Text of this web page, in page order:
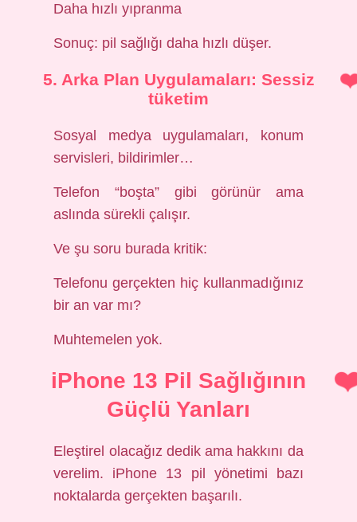
Daha hızlı yıpranma
Sonuç: pil sağlığı daha hızlı düşer.
5. Arka Plan Uygulamaları: Sessiz
tüketim
Sosyal medya uygulamaları, konum
servisleri, bildirimler…
Telefon “boşta” gibi görünür ama
aslında sürekli çalışır.
Ve şu soru burada kritik:
Telefonu gerçekten hiç kullanmadığınız
bir an var mı?
Muhtemelen yok.
iPhone 13 Pil Sağlığının
Güçlü Yanları
Eleştirel olacağız dedik ama hakkını da
verelim. iPhone 13 pil yönetimi bazı
noktalarda gerçekten başarılı.